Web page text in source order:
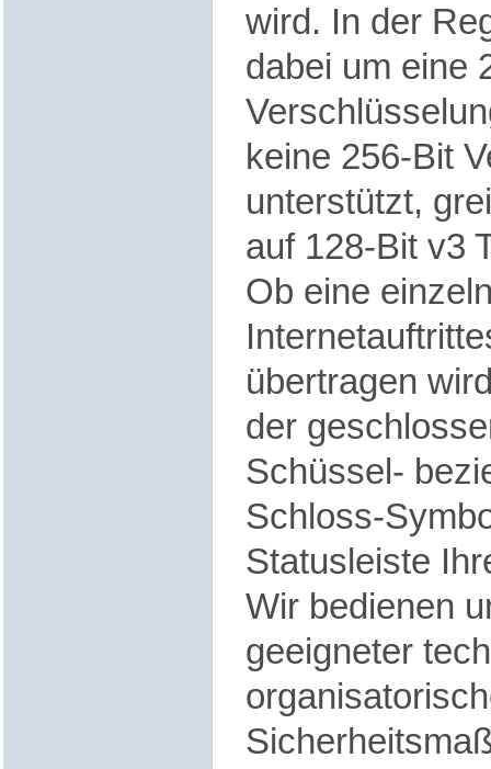
wird. In der
dabei um eine
keine 256-Bit
unterstützt,
auf 128-Bit v3
Ob eine
übertragen
der
Schüssel-
Schloss-
Statusleiste
Wir bedienen
geeigneter